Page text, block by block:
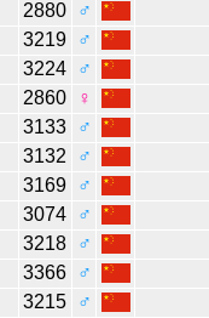
2880
♂
3219
♂
3224
♂
2860
♀
3133
♂
3132
♂
3169
♂
3074
♂
3218
♂
3366
♂
3215
♂